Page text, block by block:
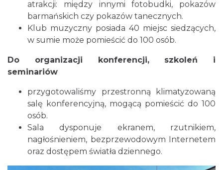
atrakcji: między innymi fotobudki, pokazów
barmańskich czy pokazów tanecznych.
Klub muzyczny posiada 40 miejsc siedzących,
w sumie może pomieścić do 100 osób.
Do organizacji konferencji, szkoleń i
seminariów
przygotowaliśmy przestronną klimatyzowaną
salę konferencyjną, mogącą pomieścić do 100
osób.
Sala dysponuje ekranem, rzutnikiem,
nagłośnieniem, bezprzewodowym Internetem
oraz dostępem światła dziennego.